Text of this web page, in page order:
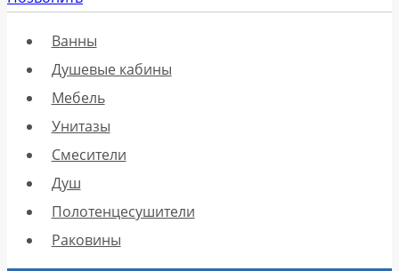
Ванны
Душевые кабины
Мебель
Унитазы
Смесители
Душ
Полотенцесушители
Раковины